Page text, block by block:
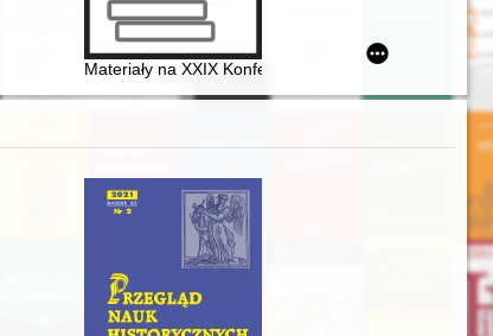
wieku)
stanu, artysta = Ìgnacìj Ân Paderevs'kij (1860-1941) : polâk,
Materiały na XXIX Konferencję Historyczną "Z